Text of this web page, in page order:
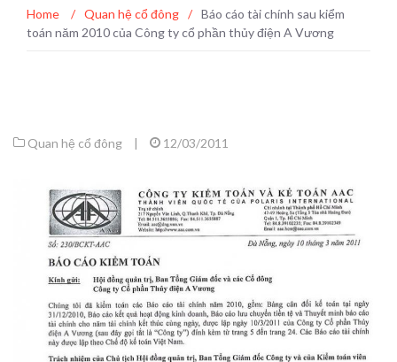
Home / Quan hệ cổ đông / Báo cáo tài chính sau kiểm
toán năm 2010 của Công ty cổ phần thủy điện A Vương
Quan hệ cổ đông | 12/03/2011